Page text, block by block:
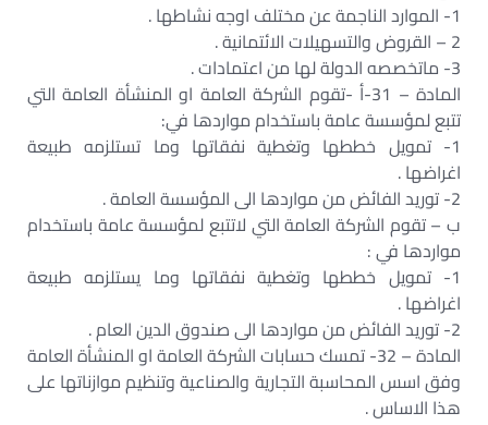
1- الموارد الناجمة عن مختلف اوجه نشاطها .‏
2 – القروض والتسهيلات الائتمانية .‏
3- ماتخصصه الدولة لها من اعتمادات .‏
المادة – 31-أ -تقوم الشركة العامة او المنشأة العامة التي
تتبع لمؤسسة عامة باستخدام مواردها في:‏
1- تمويل خططها وتغطية نفقاتها وما تستلزمه طبيعة
اغراضها .‏
2- توريد الفائض من مواردها الى المؤسسة العامة .‏
ب – تقوم الشركة العامة التي لاتتبع لمؤسسة عامة باستخدام
مواردها في :‏
1- تمويل خططها وتغطية نفقاتها وما يستلزمه طبيعة
اغراضها .‏
2- توريد الفائض من مواردها الى صندوق الدين العام .‏
المادة – 32- تمسك حسابات الشركة العامة او المنشأة العامة
وفق اسس المحاسبة التجارية والصناعية وتنظيم موازناتها على
هذا الاساس .‏